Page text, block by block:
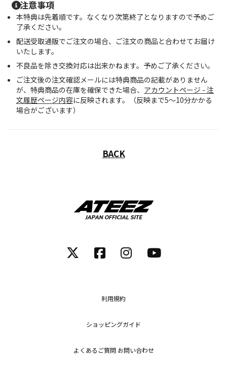
注意事項
本特典は先着順です。なくなり次第終了となりますので予めご
了承ください。
配送受取通販でご注文の場合、ご注文の商品と合わせてお届け
いたします。
不良品を除き交換対応は出来かねます。予めご了承ください。
ご注文後の注文確認メールには特典商品の記載がありません
が、特典商品の在庫を確保できた場合、 アカウントページ - 注
文履歴ページ内容に反映されます。（反映まで5〜10分かかる
場合がございます）
BACK
利用規約
ショッピングガイド
よくあるご質問 お問い合わせ